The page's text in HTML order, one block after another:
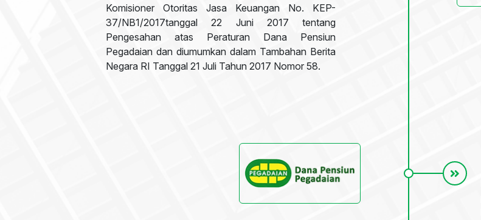
Komisioner Otoritas Jasa Keuangan No. KEP-
37/NB1/2017tanggal 22 Juni 2017 tentang
Pengesahan atas Peraturan Dana Pensiun
Pegadaian dan diumumkan dalam Tambahan Berita
Negara RI Tanggal 21 Juli Tahun 2017 Nomor 58.